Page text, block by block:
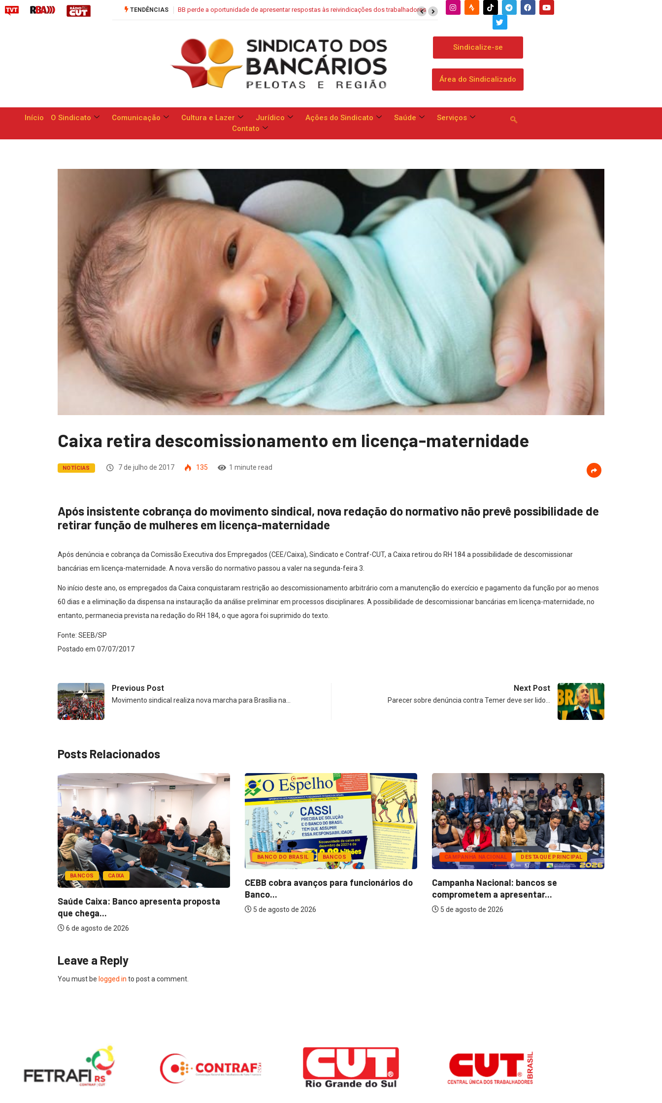
TENDÊNCIAS
BB perde a oportunidade de apresentar respostas às reivindicações dos trabalhadores Saúde Caixa: Banco apresenta proposta que chega a dobrar mensalidade
Sindicalize-se
Área do Sindicalizado
Início O Sindicato Comunicação Cultura e Lazer Jurídico Ações do Sindicato Saúde
Serviços
Contato
Caixa retira descomissionamento em licença-maternidade
NOTÍCIAS 7 de julho de 2017 135 1 minute read
Após insistente cobrança do movimento sindical, nova redação do normativo não prevê possibilidade de
retirar função de mulheres em licença-maternidade
Após denúncia e cobrança da Comissão Executiva dos Empregados (CEE/Caixa), Sindicato e Contraf-CUT, a Caixa retirou do RH 184 a possibilidade de descomissionar
bancárias em licença-maternidade. A nova versão do normativo passou a valer na segunda-feira 3.
No início deste ano, os empregados da Caixa conquistaram restrição ao descomissionamento arbitrário com a manutenção do exercício e pagamento da função por ao menos
60 dias e a eliminação da dispensa na instauração da análise preliminar em processos disciplinares. A possibilidade de descomissionar bancárias em licença-maternidade, no
entanto, permanecia prevista na redação do RH 184, o que agora foi suprimido do texto.
Fonte: SEEB/SP
Postado em 07/07/2017
Previous Post
Movimento sindical realiza nova marcha para Brasília na…
Next Post
Parecer sobre denúncia contra Temer deve ser lido…
Posts Relacionados
BANCOS CAIXA
Saúde Caixa: Banco apresenta proposta
que chega...
6 de agosto de 2026
BANCO DO BRASIL BANCOS
CEBB cobra avanços para funcionários do
Banco...
5 de agosto de 2026
CAMPANHA NACIONAL DESTAQUE PRINCIPAL
Campanha Nacional: bancos se
comprometem a apresentar...
5 de agosto de 2026
Leave a Reply
You must be logged in to post a comment.